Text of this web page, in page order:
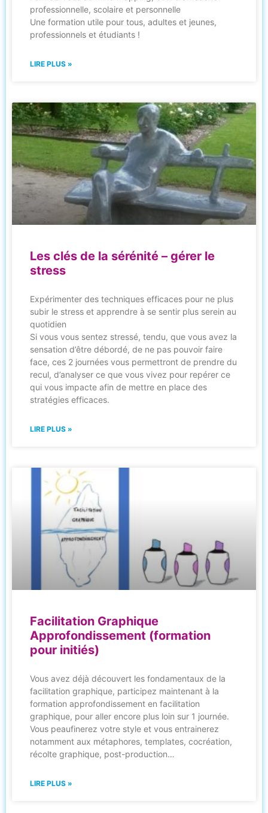
professionnelle, scolaire et personnelle
Une formation utile pour tous, adultes et jeunes,
professionnels et étudiants !
LIRE PLUS »
Les clés de la sérénité – gérer le
stress
Expérimenter des techniques efficaces pour ne plus
subir le stress et apprendre à se sentir plus serein au
quotidien
Si vous vous sentez stressé, tendu, que vous avez la
sensation d’être débordé, de ne pas pouvoir faire
face, ces 2 journées vous permettront de prendre du
recul, d’analyser ce que vous vivez pour repérer ce
qui vous impacte afin de mettre en place des
stratégies efficaces.
LIRE PLUS »
Facilitation Graphique
Approfondissement (formation
pour initiés)
Vous avez déjà découvert les fondamentaux de la
facilitation graphique, participez maintenant à la
formation approfondissement en facilitation
graphique, pour aller encore plus loin sur 1 journée.
Vous peaufinerez votre style et vous entrainerez
notamment aux métaphores, templates, cocréation,
récolte graphique, post-production…
LIRE PLUS »